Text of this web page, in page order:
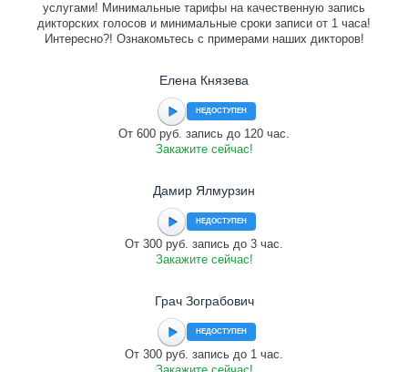
услугами! Минимальные тарифы на качественную запись
дикторских голосов и минимальные сроки записи от 1 часа!
Интересно?! Ознакомьтесь с примерами наших дикторов!
Елена Князева
НЕДОСТУПЕН
От 600 руб. запись до 120 час.
Закажите сейчас!
Дамир Ялмурзин
НЕДОСТУПЕН
От 300 руб. запись до 3 час.
Закажите сейчас!
Грач Зограбович
НЕДОСТУПЕН
От 300 руб. запись до 1 час.